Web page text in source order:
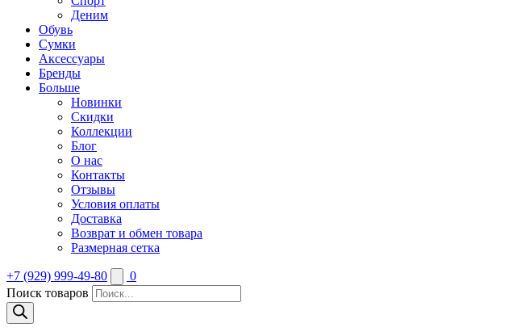
Деним
Обувь
Сумки
Аксессуары
Бренды
Больше
Новинки
Скидки
Коллекции
Блог
О нас
Контакты
Отзывы
Условия оплаты
Доставка
Возврат и обмен товара
Размерная сетка
+7 (929) 999-49-80
0
Поиск товаров